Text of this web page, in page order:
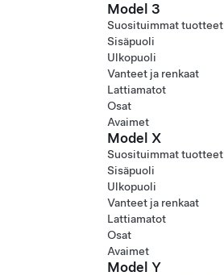
Model 3
Suosituimmat tuotteet
Sisäpuoli
Ulkopuoli
Vanteet ja renkaat
Lattiamatot
Osat
Avaimet
Model X
Suosituimmat tuotteet
Sisäpuoli
Ulkopuoli
Vanteet ja renkaat
Lattiamatot
Osat
Avaimet
Model Y